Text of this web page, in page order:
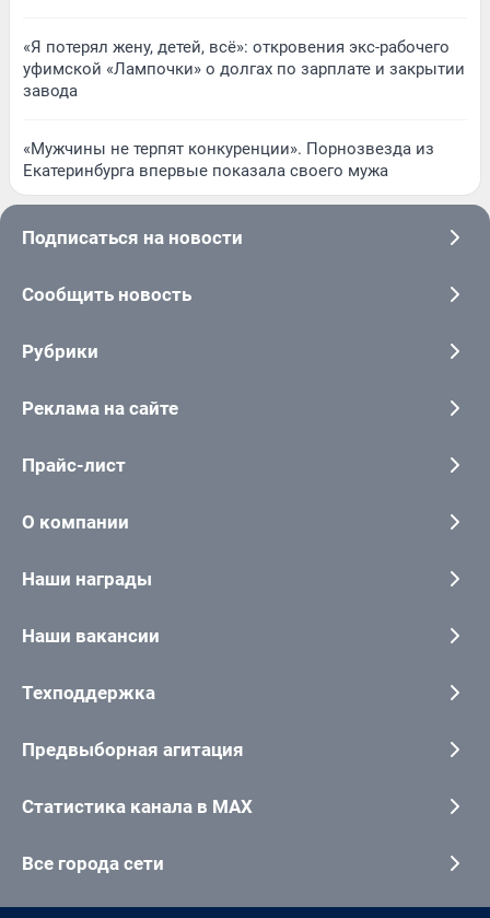
«Я потерял жену, детей, всё»: откровения экс-рабочего
уфимской «Лампочки» о долгах по зарплате и закрытии
завода
«Мужчины не терпят конкуренции». Порнозвезда из
Екатеринбурга впервые показала своего мужа
Подписаться на новости
Сообщить новость
Рубрики
Реклама на сайте
Прайс-лист
О компании
Наши награды
Наши вакансии
Техподдержка
Предвыборная агитация
Статистика канала в MAX
Все города сети